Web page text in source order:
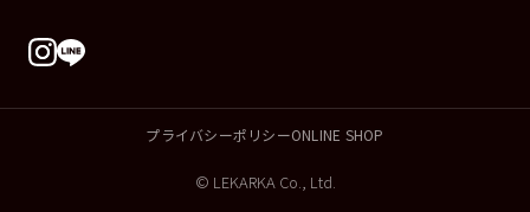
プライバシーポリシーONLINE SHOP
© LEKARKA Co., Ltd.